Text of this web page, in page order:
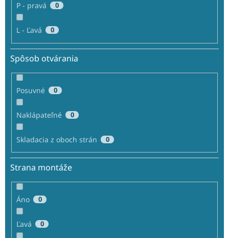
P - pravá 0
L - Ľavá 0
Spôsob otvárania
Posuvné 0
Naklápateľné 0
Skladacia z oboch strán 0
Strana montáže
Áno 0
Ľavá 0